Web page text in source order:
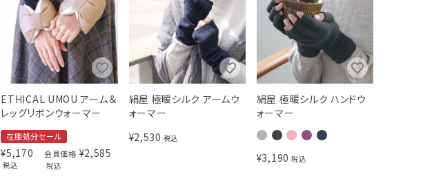
ETHICAL UMOU アーム＆
レッグリボンウォーマー
在庫処分セール
¥5,170
税込
会員価格 ¥2,585
税込
絹屋 極暖シルク アームウ
ォーマー
¥2,530 税込
絹屋 極暖シルク ハンドウ
ォーマー
¥3,190 税込